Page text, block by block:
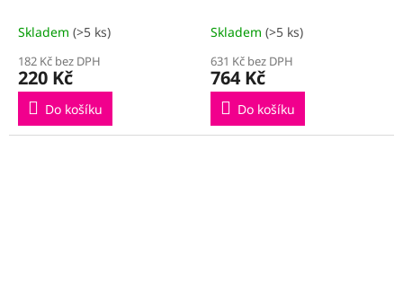
Skladem (>5 ks)
182 Kč bez DPH
220 Kč
Do košíku
Skladem (>5 ks)
631 Kč bez DPH
764 Kč
Do košíku